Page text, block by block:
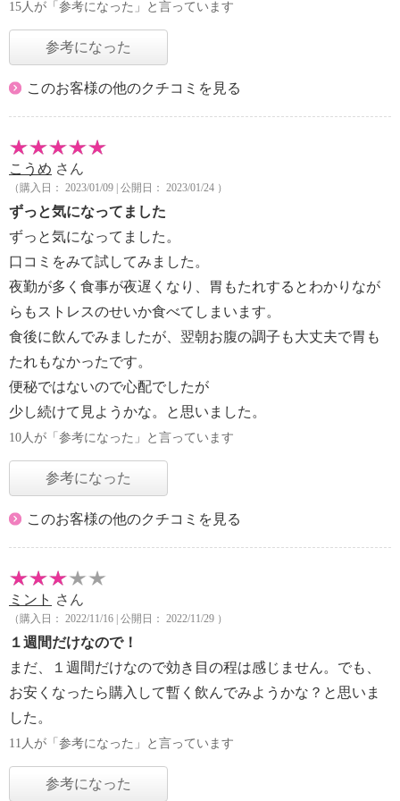
15人が「参考になった」と言っています
参考になった
このお客様の他のクチコミを見る
こうめ さん
（購入日： 2023/01/09 | 公開日： 2023/01/24 ）
ずっと気になってました
ずっと気になってました。
口コミをみて試してみました。
夜勤が多く食事が夜遅くなり、胃もたれするとわかりなが
らもストレスのせいか食べてしまいます。
食後に飲んでみましたが、翌朝お腹の調子も大丈夫で胃も
たれもなかったです。
便秘ではないので心配でしたが
少し続けて見ようかな。と思いました。
10人が「参考になった」と言っています
参考になった
このお客様の他のクチコミを見る
ミント さん
（購入日： 2022/11/16 | 公開日： 2022/11/29 ）
１週間だけなので！
まだ、１週間だけなので効き目の程は感じません。でも、
お安くなったら購入して暫く飲んでみようかな？と思いま
した。
11人が「参考になった」と言っています
参考になった